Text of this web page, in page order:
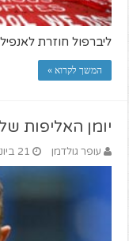
ליברפול חוזרת
המשך לקרוא »
יומן האליפות
עופר גולדמן 21 ביוני 2020